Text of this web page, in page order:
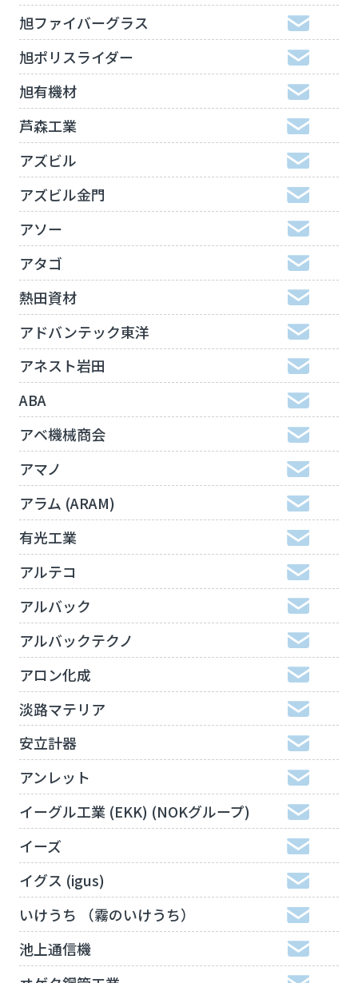
旭ファイバーグラス
旭ポリスライダー
旭有機材
芦森工業
アズビル
アズビル金門
アソー
アタゴ
熱田資材
アドバンテック東洋
アネスト岩田
ABA
アベ機械商会
アマノ
アラム (ARAM)
有光工業
アルテコ
アルバック
アルバックテクノ
アロン化成
淡路マテリア
安立計器
アンレット
イーグル工業 (EKK) (NOKグループ)
イーズ
イグス (igus)
いけうち （霧のいけうち）
池上通信機